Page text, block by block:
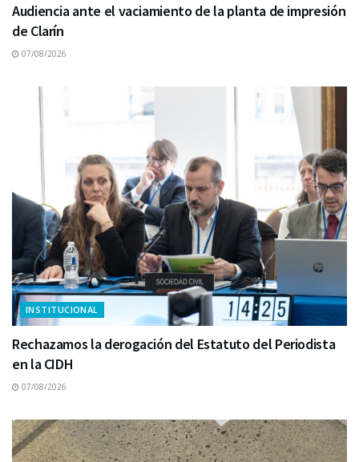
Audiencia ante el vaciamiento de la planta de impresión
de Clarín
07/08/2026
INSTITUCIONAL
Rechazamos la derogación del Estatuto del Periodista
en la CIDH
07/08/2026